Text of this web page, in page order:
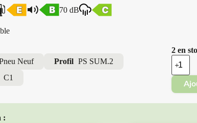
70 dB
Neuf Profil PS SUM.2
C1
2 en
quantité
de
Point
-
Pneus
: